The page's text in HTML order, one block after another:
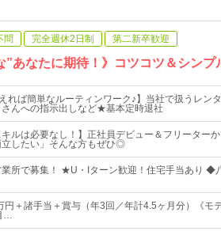
問 完全週休2日制 第二新卒歓迎
”あなたに期待！》コツコツ＆シン
れば簡単なルーティンワーク♪】当社で扱うレン
んへの指示出しなど★基本定時退社
キルは必要なし！】正社員デビュー＆フリーター
したい」そんな方もぜひ◎
所で募集！ ★U・Iターン歓迎！住宅手当あり ◆
円＋諸手当＋賞与（年3回／年計4.5ヶ月分）《モ
…